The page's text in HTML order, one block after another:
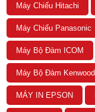
Máy Chiếu Hitachi
Máy Chiếu Panasonic
Máy Bộ Đàm ICOM
Máy Bộ Đàm Kenwood
MÁY IN EPSON